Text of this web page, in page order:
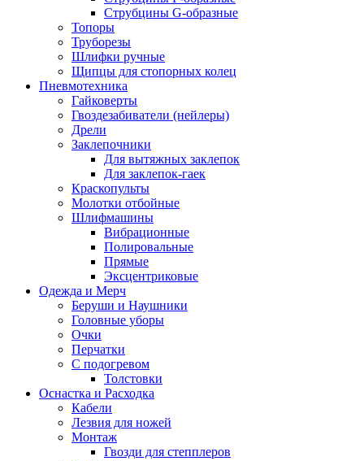
Струбцины G-образные
Топоры
Труборезы
Шлифки ручные
Щипцы для стопорных колец
Пневмотехника
Гайковерты
Гвоздезабиватели (нейлеры)
Дрели
Заклепочники
Для вытяжных заклепок
Для заклепок-гаек
Краскопульты
Молотки отбойные
Шлифмашины
Вибрационные
Полировальные
Прямые
Эксцентриковые
Одежда и Мерч
Беруши и Наушники
Головные уборы
Очки
Перчатки
С подогревом
Толстовки
Оснастка и Расходка
Кабели
Лезвия для ножей
Монтаж
Гвозди для степплеров